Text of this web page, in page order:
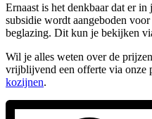
Ernaast is het denkbaar dat er
subsidie wordt aangeboden
beglazing. Dit kun je bekijken
Wil je alles weten over de
vrijblijvend een offerte via onze
kozijnen.